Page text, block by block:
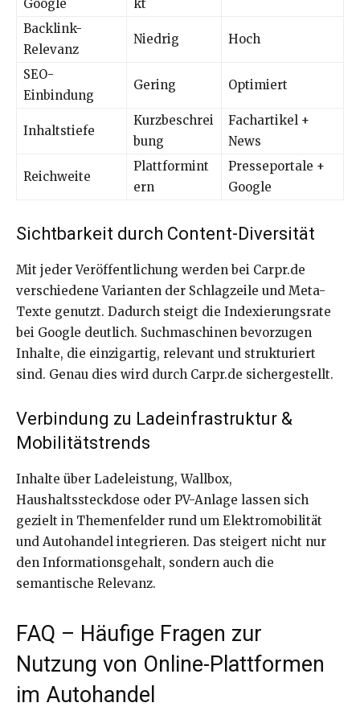
Google kt
Backlink-
Relevanz
Niedrig Hoch
SEO-
Einbindung
Gering Optimiert
Inhaltstiefe
Kurzbeschrei
bung
Fachartikel +
News
Reichweite
Plattformint
ern
Presseportale +
Google
Sichtbarkeit durch Content-Diversität
Mit jeder Veröffentlichung werden bei Carpr.de
verschiedene Varianten der Schlagzeile und Meta-
Texte genutzt. Dadurch steigt die Indexierungsrate
bei Google deutlich. Suchmaschinen bevorzugen
Inhalte, die einzigartig, relevant und strukturiert
sind. Genau dies wird durch Carpr.de sichergestellt.
Verbindung zu Ladeinfrastruktur &
Mobilitätstrends
Inhalte über Ladeleistung, Wallbox,
Haushaltssteckdose oder PV-Anlage lassen sich
gezielt in Themenfelder rund um Elektromobilität
und Autohandel integrieren. Das steigert nicht nur
den Informationsgehalt, sondern auch die
semantische Relevanz.
FAQ – Häufige Fragen zur
Nutzung von Online-Plattformen
im Autohandel